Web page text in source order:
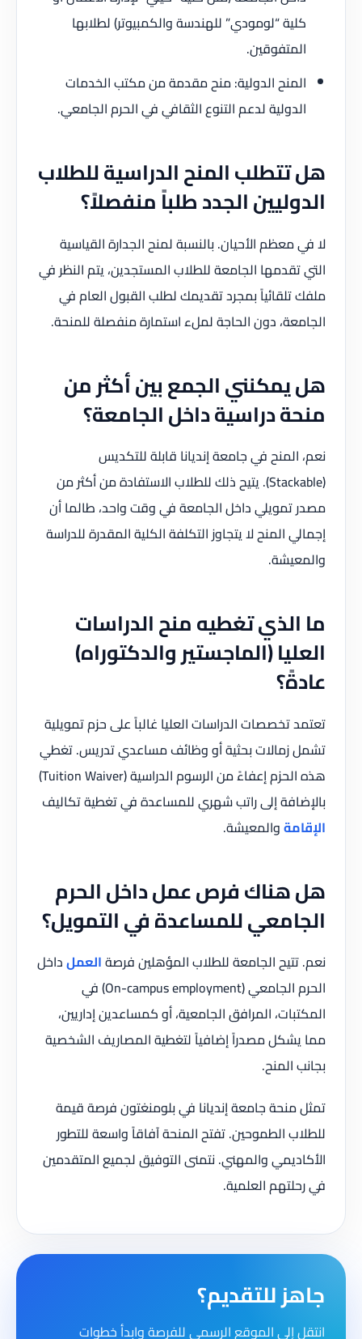
كلية “لومودي” للهندسة والكمبيوتر) لطلابها
المتفوقين.
المنح الدولية: منح مقدمة من مكتب الخدمات
الدولية لدعم التنوع الثقافي في الحرم الجامعي.
هل تتطلب المنح الدراسية للطلاب
الدوليين الجدد طلباً منفصلاً؟
لا في معظم الأحيان. بالنسبة لمنح الجدارة القياسية
التي تقدمها الجامعة للطلاب المستجدين، يتم النظر في
ملفك تلقائياً بمجرد تقديمك لطلب القبول العام في
الجامعة، دون الحاجة لملء استمارة منفصلة للمنحة.
هل يمكنني الجمع بين أكثر من
منحة دراسية داخل الجامعة؟
نعم، المنح في جامعة إنديانا قابلة للتكديس
(Stackable). يتيح ذلك للطلاب الاستفادة من أكثر من
مصدر تمويلي داخل الجامعة في وقت واحد، طالما أن
إجمالي المنح لا يتجاوز التكلفة الكلية المقدرة للدراسة
والمعيشة.
ما الذي تغطيه منح الدراسات
العليا (الماجستير والدكتوراه)
عادةً؟
تعتمد تخصصات الدراسات العليا غالباً على حزم تمويلية
تشمل زمالات بحثية أو وظائف مساعدي تدريس. تغطي
هذه الحزم إعفاءً من الرسوم الدراسية (Tuition Waiver)
بالإضافة إلى راتب شهري للمساعدة في تغطية تكاليف
الإقامةوالمعيشة.
هل هناك فرص عمل داخل الحرم
الجامعي للمساعدة في التمويل؟
نعم. تتيح الجامعة للطلاب المؤهلين فرصةالعملداخل
الحرم الجامعي (On-campus employment) في
المكتبات، المرافق الجامعية، أو كمساعدين إداريين،
مما يشكل مصدراً إضافياً لتغطية المصاريف الشخصية
بجانب المنح.
تمثل منحة جامعة إنديانا في بلومنغتون فرصة قيمة
للطلاب الطموحين. تفتح المنحة آفاقاً واسعة للتطور
الأكاديمي والمهني. نتمنى التوفيق لجميع المتقدمين
في رحلتهم العلمية.
جاهز للتقديم؟
انتقل إلى الموقع الرسمي للفرصة وابدأ خطوات